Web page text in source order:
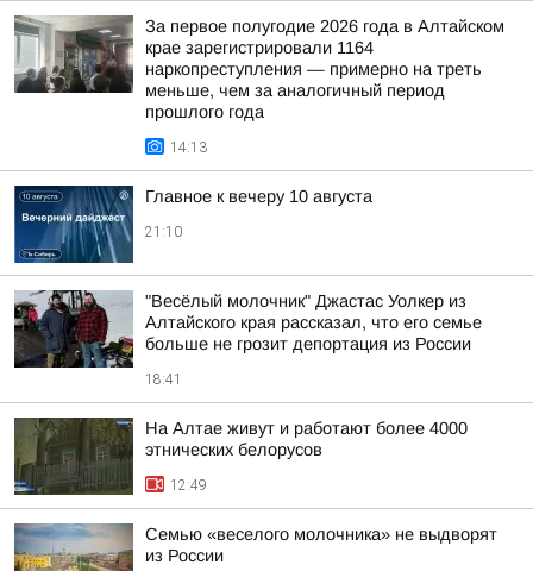
За первое полугодие 2026 года в Алтайском
крае зарегистрировали 1164
наркопреступления — примерно на треть
меньше, чем за аналогичный период
прошлого года
14:13
Главное к вечеру 10 августа
21:10
"Весёлый молочник" Джастас Уолкер из
Алтайского края рассказал, что его семье
больше не грозит депортация из России
18:41
На Алтае живут и работают более 4000
этнических белорусов
12:49
Семью «веселого молочника» не выдворят
из России